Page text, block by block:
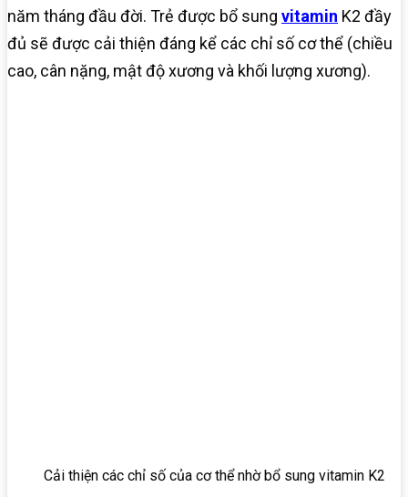
năm tháng đầu đời. Trẻ được bổ sung vitamin K2 đầy
đủ sẽ được cải thiện đáng kể các chỉ số cơ thể (chiều
cao, cân nặng, mật độ xương và khối lượng xương).
Cải thiện các chỉ số của cơ thể nhờ bổ sung vitamin K2